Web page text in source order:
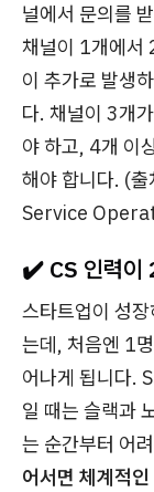
널에서 문의를
채널이 1개에서
이 추가로 발생
다. 채널이 3개
야 하고, 4개 이
해야 합니다. (
Service
✔️ CS 인력이
스타트업이 성
는데, 처음엔 1
어나게 됩니다.
일 때는 슬랙과
는 순간부터 어
어서면 체계적